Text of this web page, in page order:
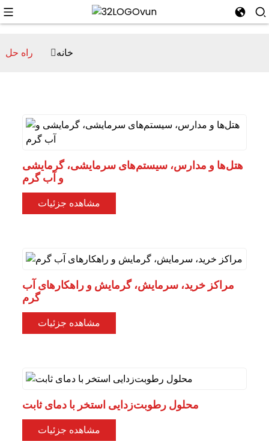
خانه راه حل
هتل‌ها و مدارس، سیستم‌های سرمایشی، گرمایشی
و آب گرم
مشاهده جزئیات
مراکز خرید، سرمایش، گرمایش و راهکارهای آب
گرم
مشاهده جزئیات
محلول رطوبت‌زدایی استخر با دمای ثابت
مشاهده جزئیات